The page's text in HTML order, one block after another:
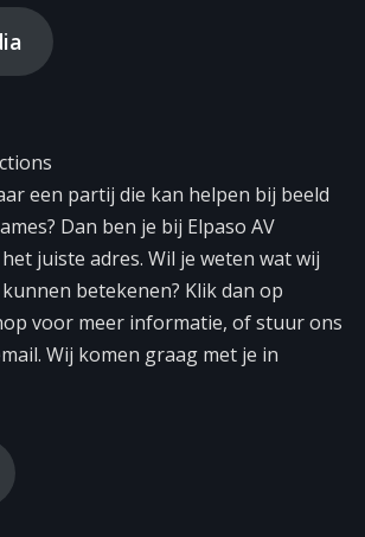
een partij die kan helpen bij beeld
Dan ben je bij Elpaso AV
juiste adres. Wil je weten wat wij
betekenen? Klik dan op
voor meer informatie, of stuur ons
Wij komen graag met je in